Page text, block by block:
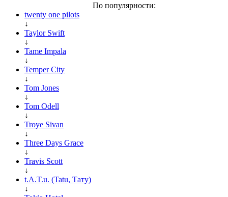
По популярности:
twenty one pilots
↓
Taylor Swift
↓
Tame Impala
↓
Temper City
↓
Tom Jones
↓
Tom Odell
↓
Troye Sivan
↓
Three Days Grace
↓
Travis Scott
↓
t.A.T.u. (Tatu, Тату)
↓